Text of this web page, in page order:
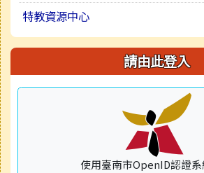
特教資源中心
請由此登入
使用臺南市OpenID認證